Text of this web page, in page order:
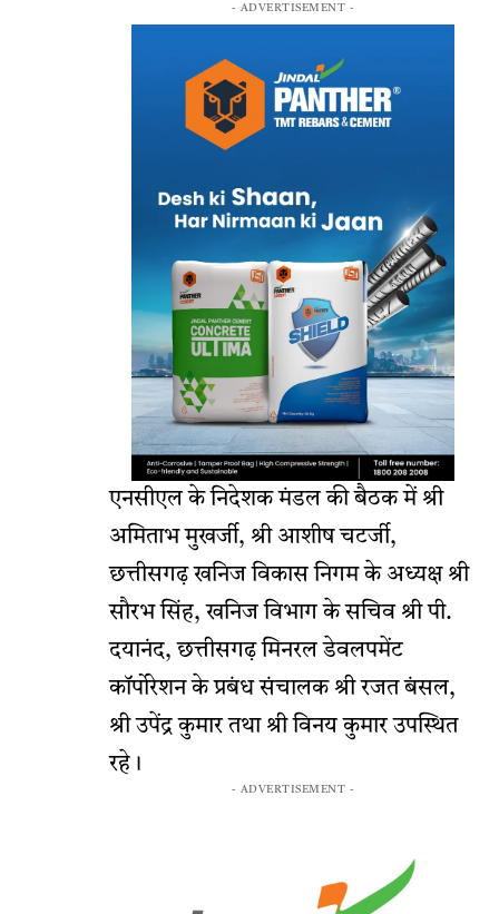
- ADVERTISEMENT -
एनसीएल के निदेशक मंडल की बैठक में श्री
अमिताभ मुखर्जी, श्री आशीष चटर्जी,
छत्तीसगढ़ खनिज विकास निगम के अध्यक्ष श्री
सौरभ सिंह, खनिज विभाग के सचिव श्री पी.
दयानंद, छत्तीसगढ़ मिनरल डेवलपमेंट
कॉर्पोरेशन के प्रबंध संचालक श्री रजत बंसल,
श्री उपेंद्र कुमार तथा श्री विनय कुमार उपस्थित
रहे।
- ADVERTISEMENT -